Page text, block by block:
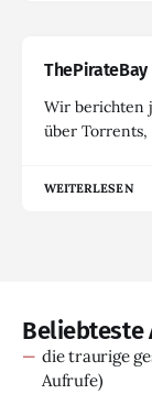
Wir berichten
über
WEITERLESEN
Beliebteste
die traurige
Aufrufe)